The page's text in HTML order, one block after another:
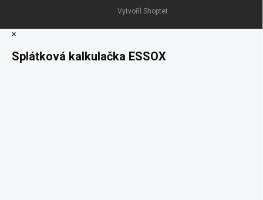
Vytvořil Shoptet
×
Splátková kalkulačka ESSOX